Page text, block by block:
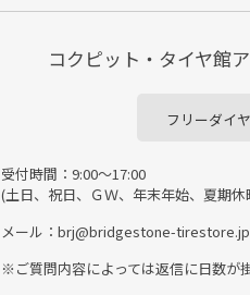
コクピット・タイヤ館
フリーダイ
受付時間：9:00～17:00
(土日、祝日、ＧＷ、年末年始、夏期
メール：brj@bridgestone-tirestore.jp
※ご質問内容によっては返信に日数が